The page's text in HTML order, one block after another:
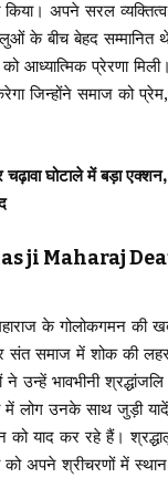
किया। अपने सरल
के बीच बेहद
को आध्यात्मिक प्रेरणा
जिन्होंने समाज को प्रेम,
चढ़ावा घोटाले में बड़ा
ji Maharaj
के गोलोकगमन की
समाज में शोक की लहर
उन्हें भावभीनी
में लोग उनके साथ जुड़ी
को याद कर रहे हैं।
को अपने श्रीचरणों में